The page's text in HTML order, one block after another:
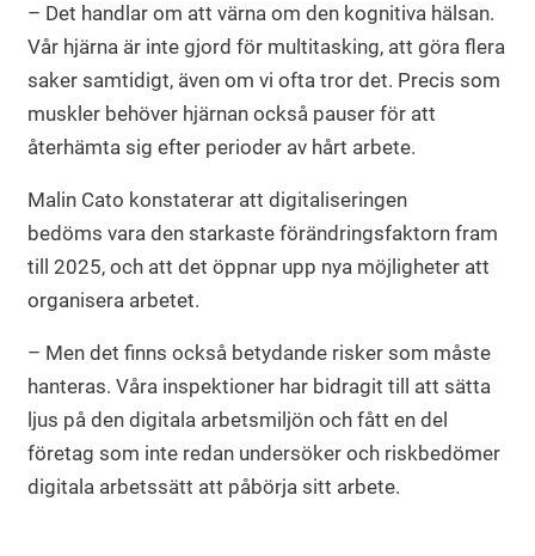
– Det handlar om att värna om den kognitiva hälsan.
Vår hjärna är inte gjord för multitasking, att göra flera
saker samtidigt, även om vi ofta tror det. Precis som
muskler behöver hjärnan också pauser för att
återhämta sig efter perioder av hårt arbete.
Malin Cato konstaterar att digitaliseringen
bedöms vara den starkaste förändringsfaktorn fram
till 2025, och att det öppnar upp nya möjligheter att
organisera arbetet.
– Men det finns också betydande risker som måste
hanteras. Våra inspektioner har bidragit till att sätta
ljus på den digitala arbetsmiljön och fått en del
företag som inte redan undersöker och riskbedömer
digitala arbetssätt att påbörja sitt arbete.